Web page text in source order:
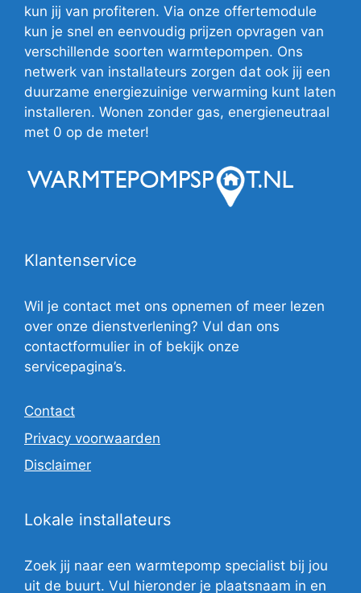
kun jij van profiteren. Via onze offertemodule
kun je snel en eenvoudig prijzen opvragen van
verschillende soorten warmtepompen. Ons
netwerk van installateurs zorgen dat ook jij een
duurzame energiezuinige verwarming kunt laten
installeren. Wonen zonder gas, energieneutraal
met 0 op de meter!
Klantenservice
Wil je contact met ons opnemen of meer lezen
over onze dienstverlening? Vul dan ons
contactformulier in of bekijk onze
servicepagina’s.
Contact
Privacy voorwaarden
Disclaimer
Lokale installateurs
Zoek jij naar een warmtepomp specialist bij jou
uit de buurt. Vul hieronder je plaatsnaam in en